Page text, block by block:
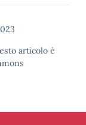
articolo è